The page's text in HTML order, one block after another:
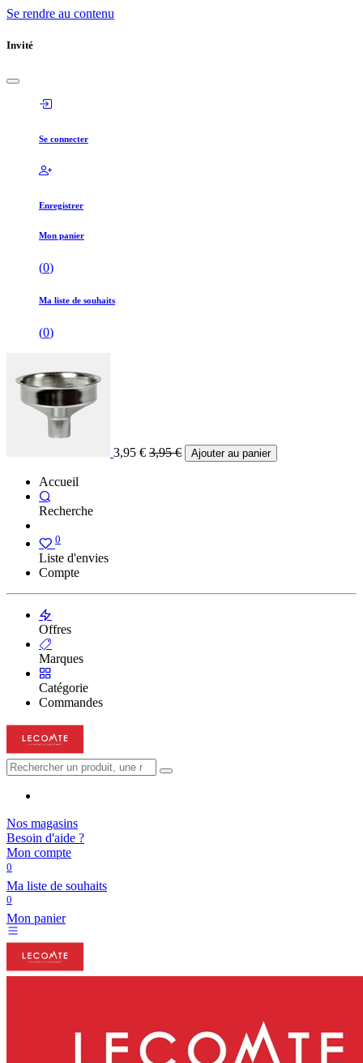
Se rendre au contenu
Invité
Se connecter
Enregistrer
Mon panier
(0)
Ma liste de souhaits
(0)
3,95 € 3,95€ Ajouter au panier
Accueil
Recherche
0
Liste d'envies
Compte
Offres
Marques
Catégorie
Commandes
Nos magasins
Besoin d'aide ?
Mon compte
0
Ma liste de souhaits
0
Mon panier